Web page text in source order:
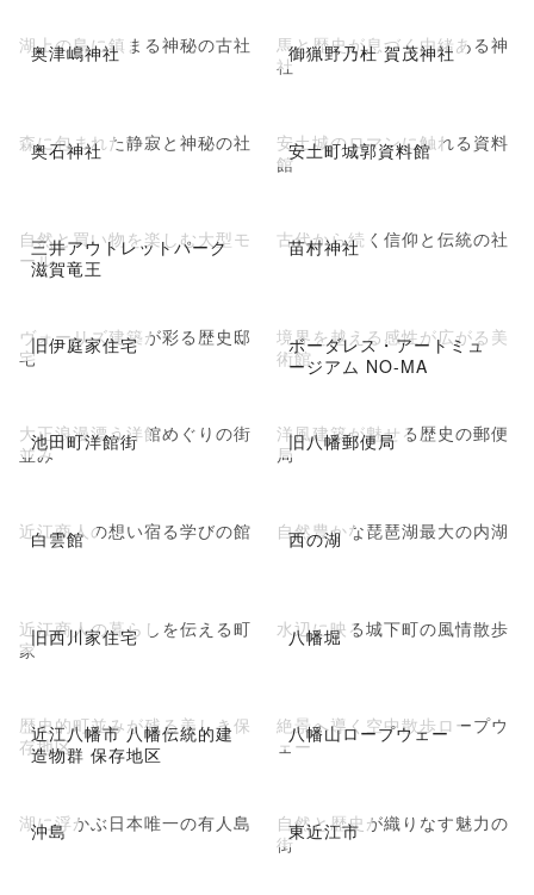
奥津嶋神社
湖上の島に鎮まる神秘の古社 御猟野乃杜 賀茂神社
馬と歴史が息づく由緒ある神
社
奥石神社
森に包まれた静寂と神秘の社 安土町城郭資料館
安土城のロマンに触れる資料
館
三井アウトレットパーク
滋賀竜王
自然と買い物を楽しむ大型モ
ール
苗村神社
古代から続く信仰と伝統の社
旧伊庭家住宅
ヴォーリズ建築が彩る歴史邸
宅
ボーダレス・アートミュ
ージアム NO-MA
境界を越える感性が広がる美
術館
池田町洋館街
大正浪漫漂う洋館めぐりの街
並み
旧八幡郵便局
洋風建築が魅せる歴史の郵便
局
白雲館
近江商人の想い宿る学びの館 西の湖
自然豊かな琵琶湖最大の内湖
旧西川家住宅
近江商人の暮らしを伝える町
家
八幡堀
水辺に映る城下町の風情散歩
近江八幡市 八幡伝統的建
造物群 保存地区
歴史的町並みが残る美しき保
存地区
八幡山ロープウェー
絶景へ導く空中散歩ロープウ
ェー
沖島
湖に浮かぶ日本唯一の有人島 東近江市
自然と歴史が織りなす魅力の
街